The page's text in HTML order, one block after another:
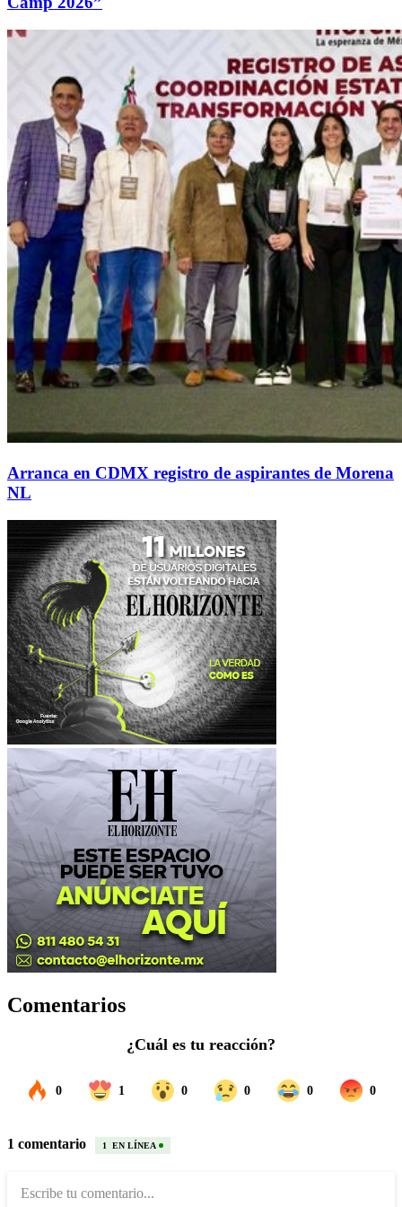
Arranca en CDMX registro de aspirantes de Morena
NL
Comentarios